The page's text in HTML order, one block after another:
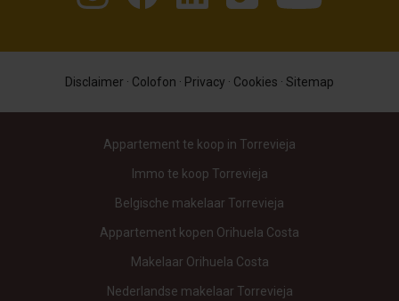
Disclaimer · Colofon · Privacy · Cookies · Sitemap
Appartement te koop in Torrevieja
Immo te koop Torrevieja
Belgische makelaar Torrevieja
Appartement kopen Orihuela Costa
Makelaar Orihuela Costa
Nederlandse makelaar Torrevieja